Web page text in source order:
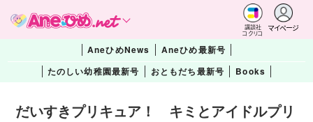
講談社
コクリコ
マイページ
AneひめNews
Aneひめ最新号
たのしい幼稚園最新号
おともだち最新号 Books
だいすきプリキュア！ キミとアイドルプリ